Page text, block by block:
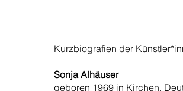
Kurzbiografien der
Sonja Alhäuser
geboren 1969 in Kirchen,